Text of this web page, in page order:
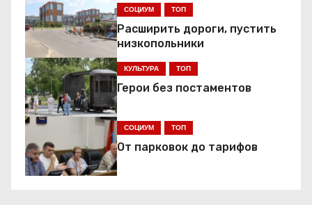
г
а
ц
и
я
п
СОЦИУМ ТОП
Расширить дороги, пустить
низкопольники
КУЛЬТУРА ТОП
Герои без постаментов
СОЦИУМ ТОП
От парковок до тарифов